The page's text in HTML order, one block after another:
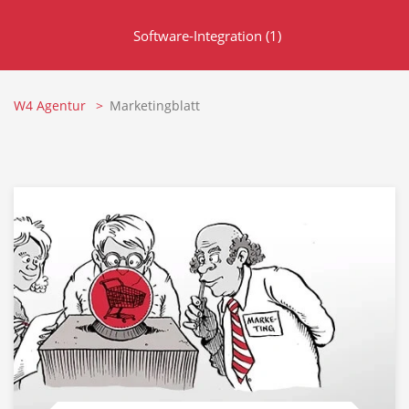
Software-Integration (1)
W4 Agentur Marketingblatt